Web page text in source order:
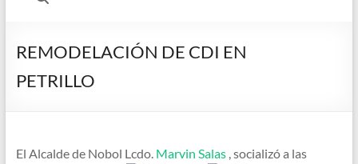
de
Nobol
REMODELACIÓN DE CDI EN
PETRILLO
El Alcalde de Nobol Lcdo. Marvin Salas, socializó a las